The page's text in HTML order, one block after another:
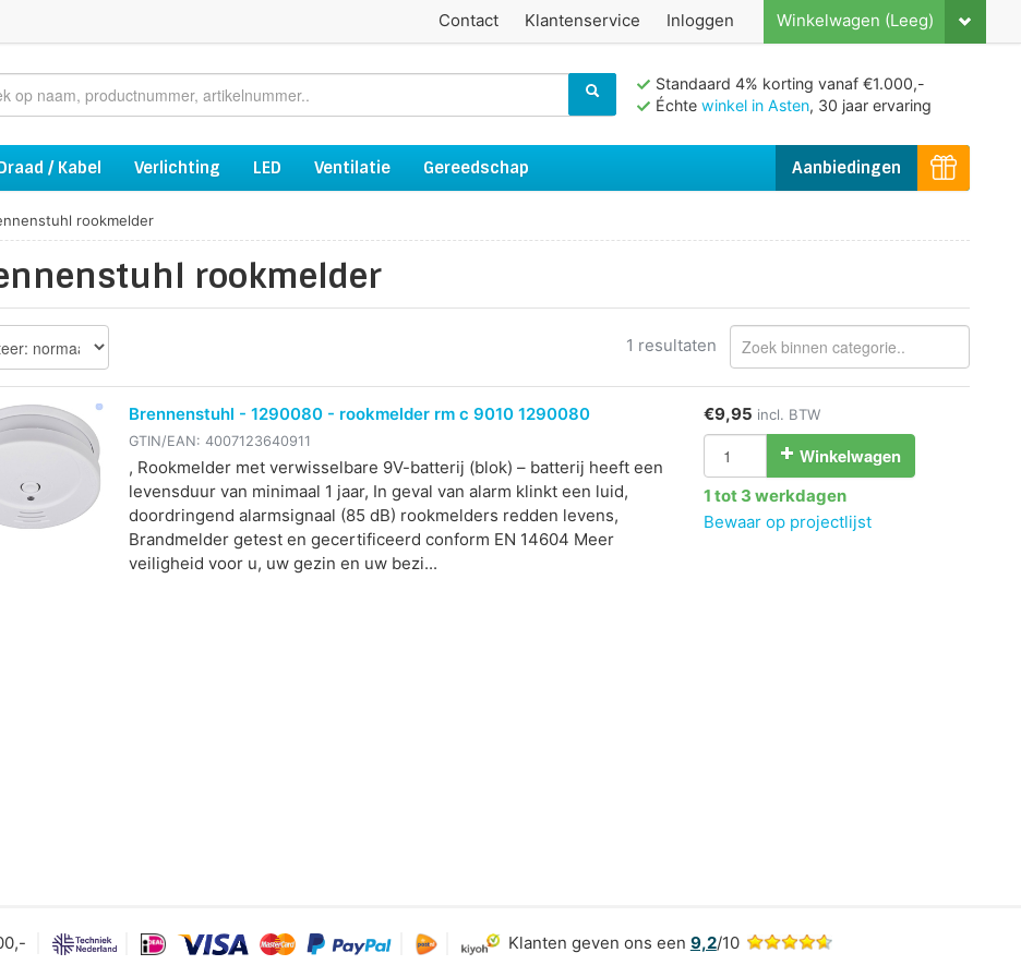
Winkelwagen (Leeg)
Inloggen
Klantenservice
Contact
Standaard 4% korting vanaf €1.000,-
Échte winkel in Asten, 30 jaar ervaring
/ Kabel Verlichting LED Aanbiedingen
Ventilatie Gereedschap
rookmelder
rookmelder
1 resultaten
Brennenstuhl - 1290080 - rookmelder rm c 9010 1290080
GTIN/EAN:4007123640911
, Rookmelder met verwisselbare 9V-batterij (blok) – batterij heeft een
levensduur van minimaal 1 jaar, In geval van alarm klinkt een luid,
doordringend alarmsignaal (85 dB) rookmelders redden levens,
Brandmelder getest en gecertificeerd conform EN 14604 Meer
veiligheid voor u, uw gezin en uw bezi...
€9,95 incl. BTW
Winkelwagen
1 tot 3 werkdagen
Bewaar op projectlijst
Klanten geven ons een 9,2/10